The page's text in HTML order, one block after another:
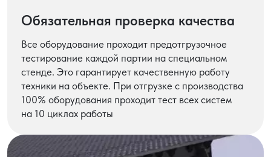
Обязательная проверка качества
Все оборудование проходит предотгрузочное
тестирование каждой партии на специальном
стенде. Это гарантирует качественную работу
техники на объекте. При отгрузке с производства
100% оборудования проходит тест всех систем
на 10 циклах работы